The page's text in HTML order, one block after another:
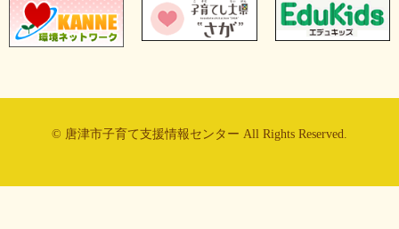
© 唐津市子育て支援情報センター All Rights Reserved.